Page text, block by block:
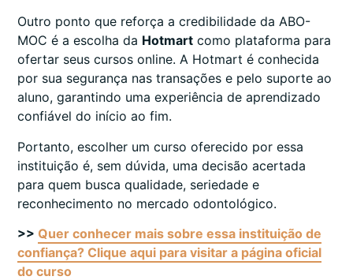
Outro ponto que reforça a credibilidade da ABO-
MOC é a escolha da Hotmart como plataforma para
ofertar seus cursos online. A Hotmart é conhecida
por sua segurança nas transações e pelo suporte ao
aluno, garantindo uma experiência de aprendizado
confiável do início ao fim.
Portanto, escolher um curso oferecido por essa
instituição é, sem dúvida, uma decisão acertada
para quem busca qualidade, seriedade e
reconhecimento no mercado odontológico.
>> Quer conhecer mais sobre essa instituição de
confiança? Clique aqui para visitar a página oficial
do curso